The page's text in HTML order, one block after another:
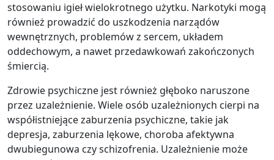
stosowaniu igieł wielokrotnego użytku. Narkotyki mogą
również prowadzić do uszkodzenia narządów
wewnętrznych, problemów z sercem, układem
oddechowym, a nawet przedawkowań zakończonych
śmiercią.
Zdrowie psychiczne jest również głęboko naruszone
przez uzależnienie. Wiele osób uzależnionych cierpi na
współistniejące zaburzenia psychiczne, takie jak
depresja, zaburzenia lękowe, choroba afektywna
dwubiegunowa czy schizofrenia. Uzależnienie może